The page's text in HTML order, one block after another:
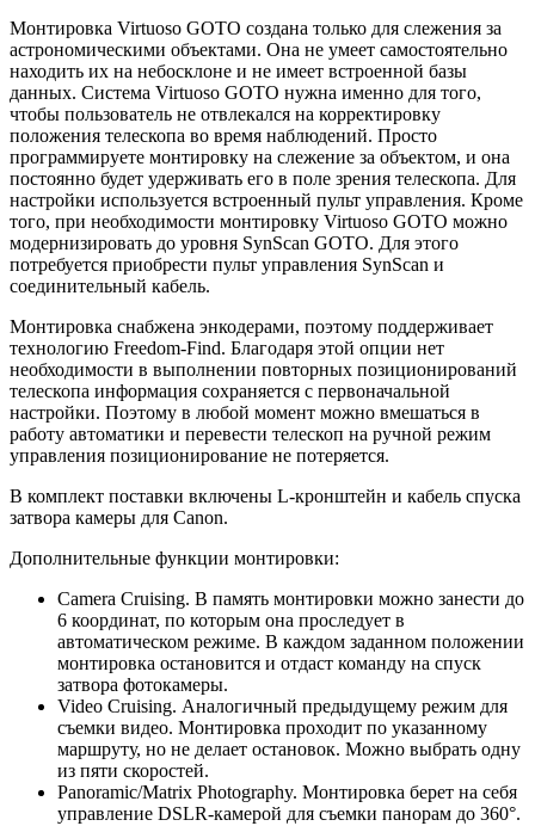
Монтировка Virtuoso GOTO создана только для слежения за
астрономическими объектами. Она не умеет самостоятельно
находить их на небосклоне и не имеет встроенной базы
данных. Система Virtuoso GOTO нужна именно для того,
чтобы пользователь не отвлекался на корректировку
положения телескопа во время наблюдений. Просто
программируете монтировку на слежение за объектом, и она
постоянно будет удерживать его в поле зрения телескопа. Для
настройки используется встроенный пульт управления. Кроме
того, при необходимости монтировку Virtuoso GOTO можно
модернизировать до уровня SynScan GOTO. Для этого
потребуется приобрести пульт управления SynScan и
соединительный кабель.
Монтировка снабжена энкодерами, поэтому поддерживает
технологию Freedom-Find. Благодаря этой опции нет
необходимости в выполнении повторных позиционирований
телескопа информация сохраняется с первоначальной
настройки. Поэтому в любой момент можно вмешаться в
работу автоматики и перевести телескоп на ручной режим
управления позиционирование не потеряется.
В комплект поставки включены L-кронштейн и кабель спуска
затвора камеры для Canon.
Дополнительные функции монтировки:
Camera Cruising. В память монтировки можно занести до
6 координат, по которым она проследует в
автоматическом режиме. В каждом заданном положении
монтировка остановится и отдаст команду на спуск
затвора фотокамеры.
Video Cruising. Аналогичный предыдущему режим для
съемки видео. Монтировка проходит по указанному
маршруту, но не делает остановок. Можно выбрать одну
из пяти скоростей.
Panoramic/Matrix Photography. Монтировка берет на себя
управление DSLR-камерой для съемки панорам до 360°.